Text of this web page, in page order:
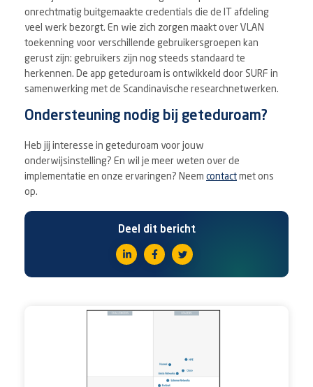
onrechtmatig buitgemaakte credentials die de IT afdeling
veel werk bezorgt. En wie zich zorgen maakt over VLAN
toekenning voor verschillende gebruikersgroepen kan
gerust zijn: gebruikers zijn nog steeds standaard te
herkennen. De app geteduroam is ontwikkeld door SURF in
samenwerking met de Scandinavische researchnetwerken.
Ondersteuning nodig bij geteduroam?
Heb jij interesse in geteduroam voor jouw
onderwijsinstelling? En wil je meer weten over de
implementatie en onze ervaringen? Neem contact met ons
op.
Deel dit bericht